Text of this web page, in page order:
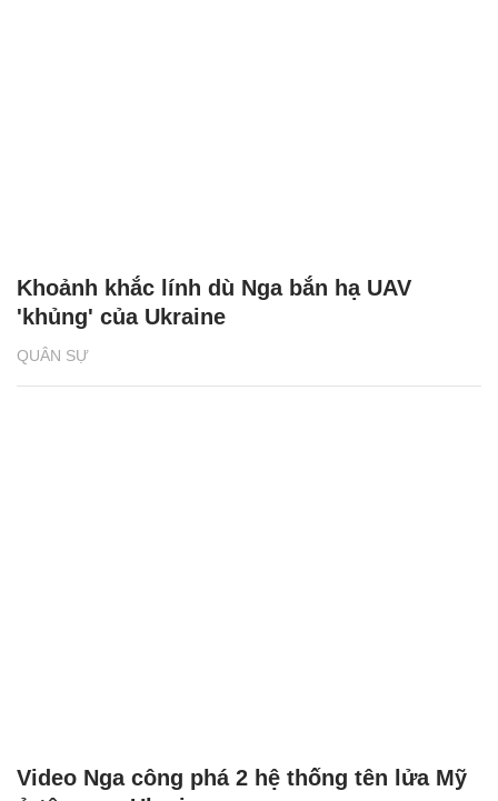
QUÂN SỰ
Khoảnh khắc lính dù Nga bắn hạ UAV
'khủng' của Ukraine
Video Nga công phá 2 hệ thống tên lửa Mỹ